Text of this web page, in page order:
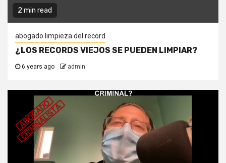
2 min read
abogado limpieza del record
¿LOS RECORDS VIEJOS SE PUEDEN LIMPIAR?
6 years ago admin